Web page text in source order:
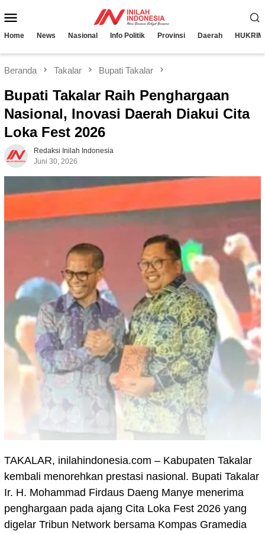
ke
Mobile
Home News Nasional Info Politik Provinsi Daerah HUKRIM
Beranda Takalar Bupati Takalar
Bupati Takalar Raih Penghargaan
Nasional, Inovasi Daerah Diakui Cita
Loka Fest 2026
Redaksi Inilah Indonesia
Juni 30, 2026
TAKALAR, inilahindonesia.com – Kabupaten Takalar
kembali menorehkan prestasi nasional. Bupati Takalar
Ir. H. Mohammad Firdaus Daeng Manye menerima
penghargaan pada ajang Cita Loka Fest 2026 yang
digelar Tribun Network bersama Kompas Gramedia